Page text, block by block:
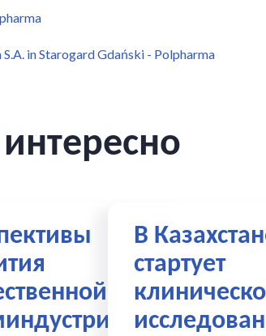
in Starogard Gdański - Polpharma
В
стартует